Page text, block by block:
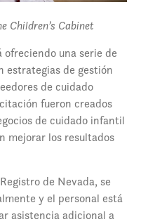
Children’s Cabinet
ofreciendo una serie de
estrategias de gestión
de cuidado
fueron creados
de cuidado infantil
mejorar los resultados
de Nevada, se
y el personal está
asistencia adicional a